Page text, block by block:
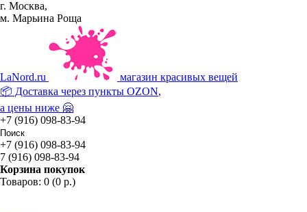
г. Москва,
м. Марьина Роща
LaNord.ru
магазин красивых вещей
📦 Доставка через пункты OZON,
а цены ниже 🤗
+7 (916) 098-83-94
+7 (916) 098-83-94
7 (916) 098-83-94
Корзина покупок
Товаров: 0 (0 р.)